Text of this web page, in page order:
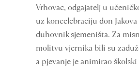
Vrhovac, odgajatelj u
uz koncelebraciju don
duhovnik sjemeništa. Za
molitvu vjernika bili su
a pjevanje je animirao